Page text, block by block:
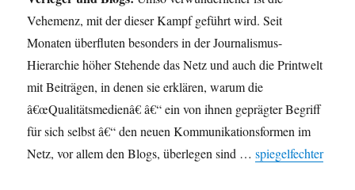
Vehemenz, mit der dieser Kampf geführt wird. Seit
Monaten überfluten besonders in der Journalismus-
Hierarchie höher Stehende das Netz und auch die Printwelt
mit Beiträgen, in denen sie erklären, warum die
â€œQualitätsmedienâ€ â€“ ein von ihnen geprägter Begriff
für sich selbst â€“ den neuen Kommunikationsformen im
Netz, vor allem den Blogs, überlegen sind …spiegelfechter